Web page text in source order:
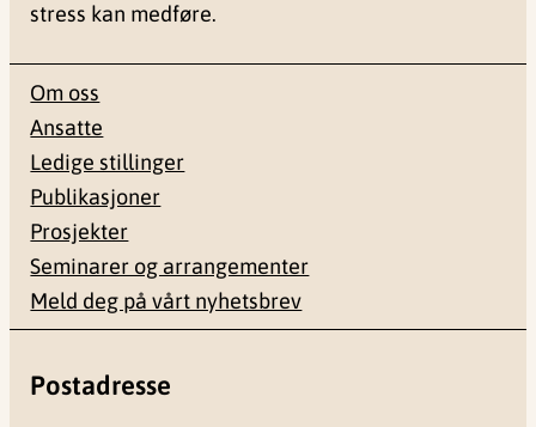
stress kan medføre.
Om oss
Ansatte
Ledige stillinger
Publikasjoner
Prosjekter
Seminarer og arrangementer
Meld deg på vårt nyhetsbrev
Postadresse